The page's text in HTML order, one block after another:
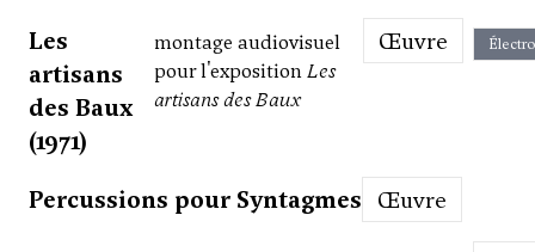
Les
artisans
des Baux
(1971)
montage audiovisuel
pour l'expositionLes
artisans des Baux
Œuvre
Percussions pour Syntagmes Œuvre